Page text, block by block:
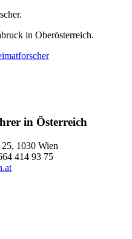
in Oberösterreich.
in Österreich
1030 Wien
414 93 75